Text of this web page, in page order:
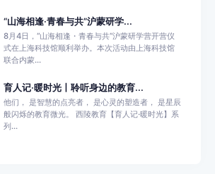
“山海相逢·青春与共”沪蒙研学...
8月4日，“山海相逢・青春与共”沪蒙研学营开营仪
式在上海科技馆顺利举办。本次活动由上海科技馆
联合内蒙...
育人记·暖时光丨聆听身边的教育...
他们， 是智慧的点亮者， 是心灵的塑造者， 是星辰
般闪烁的教育微光。 西陵教育【育人记·暖时光】系
列...